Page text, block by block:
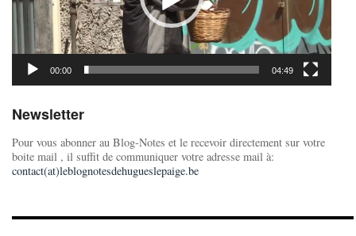
00:00 04:49
Newsletter
Pour vous abonner au Blog-Notes et le recevoir directement sur votre
boite mail , il suffit de communiquer votre adresse mail à:
contact(at)leblognotesdehugueslepaige.be